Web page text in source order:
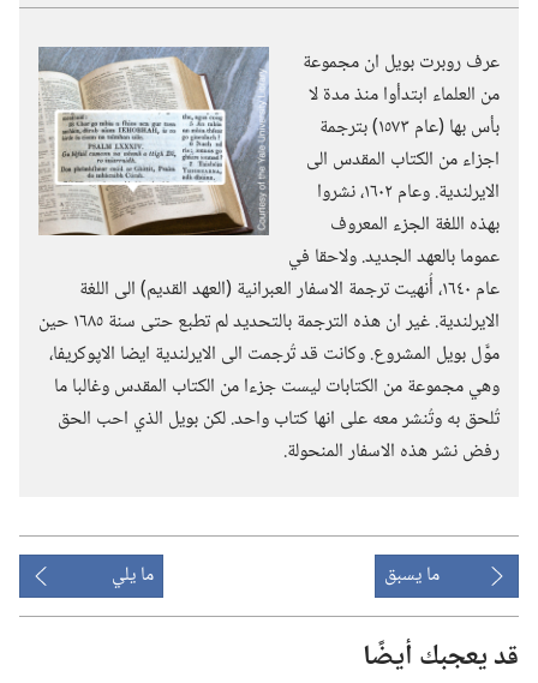
عرف روبرت بويل ان مجموعة
من العلماء ابتدأوا منذ مدة لا
بأس بها (‏عام ١٥٧٣)‏ بترجمة
اجزاء من الكتاب المقدس الى
الايرلندية.‏ وعام ١٦٠٢،‏ نشروا
بهذه اللغة الجزء المعروف
عموما بالعهد الجديد.‏ ولاحقا في
عام ١٦٤٠،‏ أُنهيت ترجمة الاسفار العبرانية (‏العهد القديم)‏ الى اللغة
الايرلندية.‏ غير ان هذه الترجمة بالتحديد لم تطبع حتى سنة ١٦٨٥ حين
موَّل بويل المشروع.‏ وكانت قد تُرجمت الى الايرلندية ايضا الاپوكريفا،‏
وهي مجموعة من الكتابات ليست جزءا من الكتاب المقدس وغالبا ما
تُلحق به وتُنشر معه على انها كتاب واحد.‏ لكن بويل الذي احب الحق
رفض نشر هذه الاسفار المنحولة.‏
ما يسبق ما يلي
قد يعجبك أيضًا